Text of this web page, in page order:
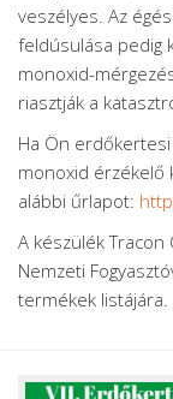
veszélyes. Az
feldúsulása pedig
monoxid-
riasztják a
Ha Ön
monoxid érzékelő
alábbi űrlapot:
A készülék
Nemzeti
termékek listájára.